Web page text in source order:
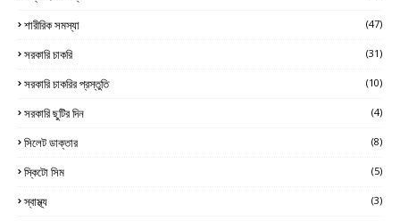
শারীরিক সমস্যা (47)
সরকারি চাকরি (31)
সরকারি চাকরির প্রস্তুতি (10)
সরকারি ছুটির দিন (4)
সিলেট ডাক্তার (8)
স্কিটো সিম (5)
স্বাস্থ্য (3)